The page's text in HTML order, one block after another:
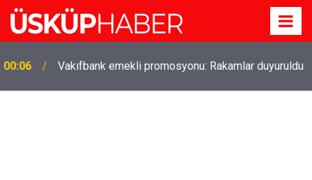
19:21
Gözde oldu! Hem köy hem mahalle hayatı iç içe!
İzmir'deki doğal semt